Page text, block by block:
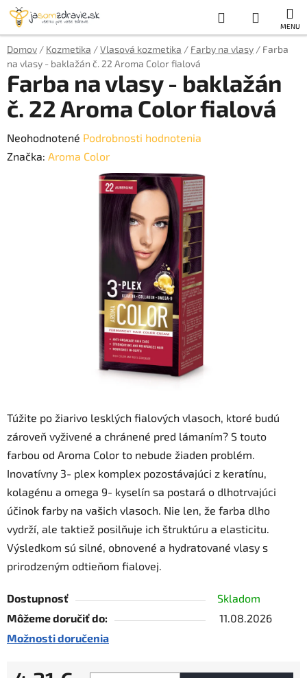
Prejsť
obsah
Hľadať
KOŠÍK
Domov / Kozmetika /Vlasová kozmetika / Farby na vlasy / Farba
na vlasy - baklažán č. 22 Aroma Color fialová
Túžite po žiarivo lesklých fialových vlasoch, ktoré budú
zároveň vyživené a chránené pred lámaním? S touto
farbou od Aroma Color to nebude žiaden problém.
Inovatívny 3- plex komplex pozostávajúci z keratínu,
kolagénu a omega 9- kyselín sa postará o dlhotrvajúci
účinok farby na vašich vlasoch. Nie len, že farba dlho
vydrží, ale taktiež posilňuje ich štruktúru a elasticitu.
Výsledkom sú silné, obnovené a hydratované vlasy s
prirodzeným odtieňom fialovej.
Dostupnosť
Skladom
Môžeme doručiť do:
11.08.2026
Možnosti doručenia
Farba na vlasy - baklažán
č. 22 Aroma Color fialová
Priemerné
hodnotenie
Neohodnotené Podrobnosti hodnotenia
Značka: Aroma Color